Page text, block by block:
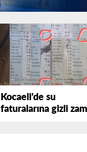
Kocaeli’de su
faturalarına gizli zam
iddiası